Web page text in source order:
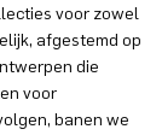
voor zowel
afgestemd op
die
voor
banen we